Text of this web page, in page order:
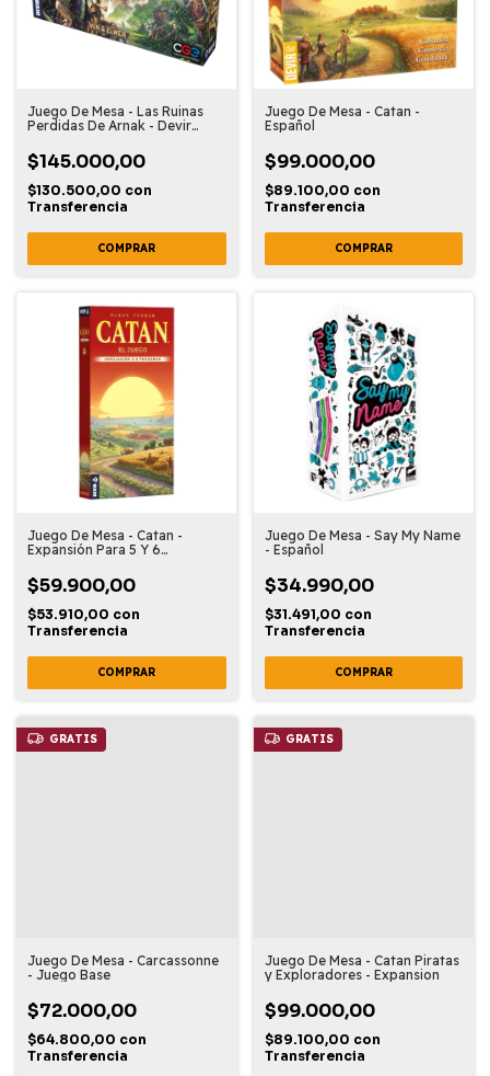
Juego De Mesa - Las Ruinas
Perdidas De Arnak - Devir
$145.000,00
$130.500,00 con
Transferencia
Juego De Mesa - Catan -
Español
$99.000,00
$89.100,00 con
Transferencia
Juego De Mesa - Catan -
Expansión Para 5 Y 6
$59.900,00
$53.910,00 con
Transferencia
Juego De Mesa - Say My Name
- Español
$34.990,00
$31.491,00 con
Transferencia
GRATIS
Juego De Mesa - Carcassonne
- Juego Base
$72.000,00
$64.800,00 con
Transferencia
GRATIS
Juego De Mesa - Catan Piratas
y Exploradores - Expansion
$99.000,00
$89.100,00 con
Transferencia